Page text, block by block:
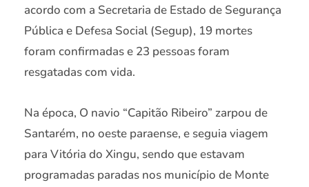
acordo com a Secretaria de Estado de Segurança
Pública e Defesa Social (Segup), 19 mortes
foram confirmadas e 23 pessoas foram
resgatadas com vida.
Na época, O navio “Capitão Ribeiro” zarpou de
Santarém, no oeste paraense, e seguia viagem
para Vitória do Xingu, sendo que estavam
programadas paradas nos município de Monte